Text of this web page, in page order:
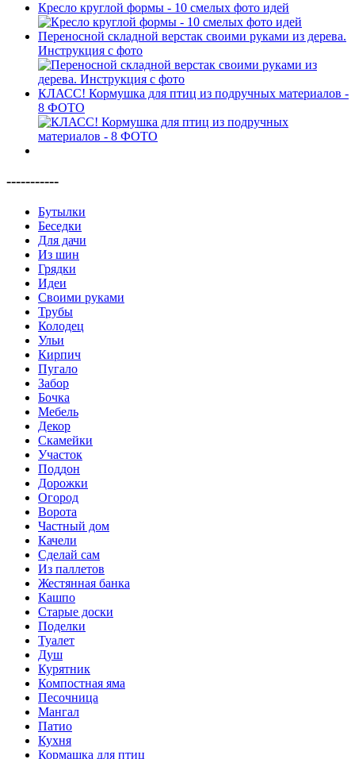
Кресло круглой формы - 10 смелых фото идей
Переносной складной верстак своими руками из дерева.
Инструкция с фото
КЛАСС! Кормушка для птиц из подручных материалов -
8 ФОТО
-----------
Бутылки
Беседки
Для дачи
Из шин
Грядки
Идеи
Своими руками
Трубы
Колодец
Ульи
Кирпич
Пугало
Забор
Бочка
Мебель
Декор
Скамейки
Участок
Поддон
Дорожки
Огород
Ворота
Частный дом
Качели
Сделай сам
Из паллетов
Жестянная банка
Кашпо
Старые доски
Поделки
Туалет
Душ
Курятник
Компостная яма
Песочница
Мангал
Патио
Кухня
Кормашка для птиц